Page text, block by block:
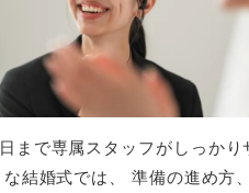
日まで専属スタッフがしっかり
な結婚式では、 準備の進め方